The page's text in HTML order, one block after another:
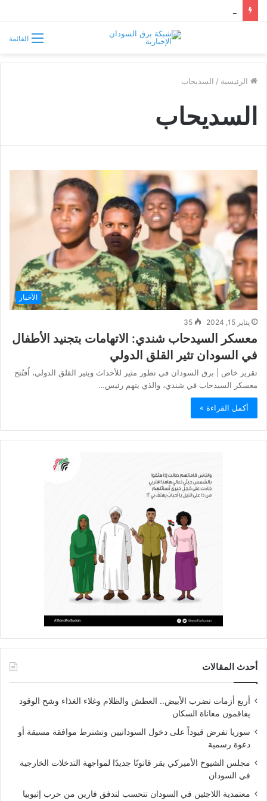
القائمة
الرئيسية / السديحاب
السديحاب
الأخبار
يناير 15, 2024 35
معسكر السيدحاب شندي: الاتهامات بتجنيد الأطفال
في السودان تثير القلق الدولي
تقرير خاص | برق السودان في تطور مثير للأحداث ويثير القلق الدولي، اُفتُتح
معسكر السيدحاب في شندي، والذي يتهم رئيس…
أكمل القراءة »
أحدث المقالات
أربع أزمات تضرب الأبيض.. العطش والظلام وغلاء الغذاء وشح الوقود
يفاقمون معاناة السكان
سوريا تفرض قيوداً على دخول السودانيين وتشترط موافقة مسبقة أو
دعوة رسمية
مجلس الشيوخ الأميركي يقر قانونًا جديدًا لمواجهة التدخلات الخارجية
في السودان
معتمدية اللاجئين في السودان تتحسب لتدفق فارين من حرب إثيوبيا